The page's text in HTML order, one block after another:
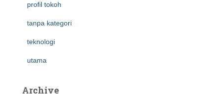
profil tokoh
tanpa kategori
teknologi
utama
Archive